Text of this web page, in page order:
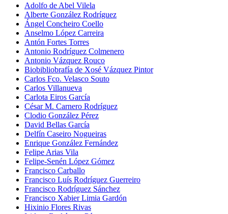
Adolfo de Abel Vilela
Alberte González Rodríguez
Ángel Concheiro Coello
Anselmo López Carreira
Antón Fortes Torres
Antonio Rodríguez Colmenero
Antonio Vázquez Rouco
Biobibliobrafía de Xosé Vázquez Pintor
Carlos Fco. Velasco Souto
Carlos Villanueva
Carlota Eiros García
César M. Carnero Rodríguez
Clodio González Pérez
David Bellas García
Delfín Caseiro Nogueiras
Enrique González Fernández
Felipe Arias Vila
Felipe-Senén López Gómez
Francisco Carballo
Francisco Luís Rodríguez Guerreiro
Francisco Rodríguez Sánchez
Francisco Xabier Limia Gardón
Hixinio Flores Rivas